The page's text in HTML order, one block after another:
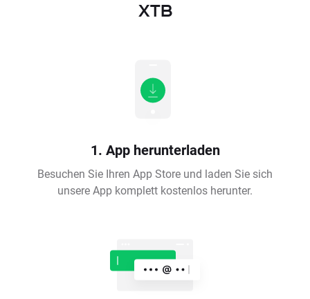
XTB
1. App herunterladen
Besuchen Sie Ihren App Store und laden Sie sich
unsere App komplett kostenlos herunter.